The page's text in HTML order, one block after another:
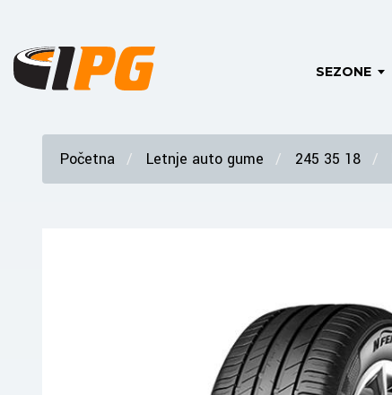
SEZONE
Početna Letnje auto gume 245 35 18